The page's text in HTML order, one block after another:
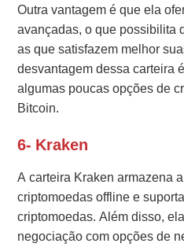
Outra vantagem é que ela
avançadas, o que possibilita
as que satisfazem melhor
desvantagem dessa carteira
algumas poucas opções de
Bitcoin.
6- Kraken
A carteira Kraken armazena
criptomoedas offline e
criptomoedas. Além disso,
negociação com opções de